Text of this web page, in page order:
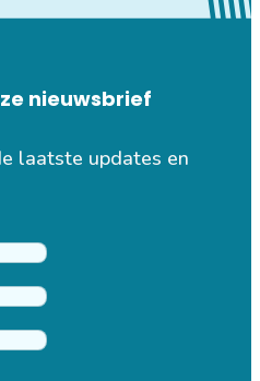
nieuwsbrief
laatste updates en